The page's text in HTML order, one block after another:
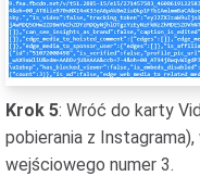
Krok 5: Wróć do karty
pobierania z
wejściowego numer 3.